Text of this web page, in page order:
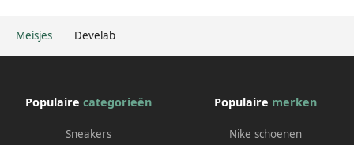
Meisjes Develab
Populaire categorieën
Sneakers
Populaire merken
Nike schoenen